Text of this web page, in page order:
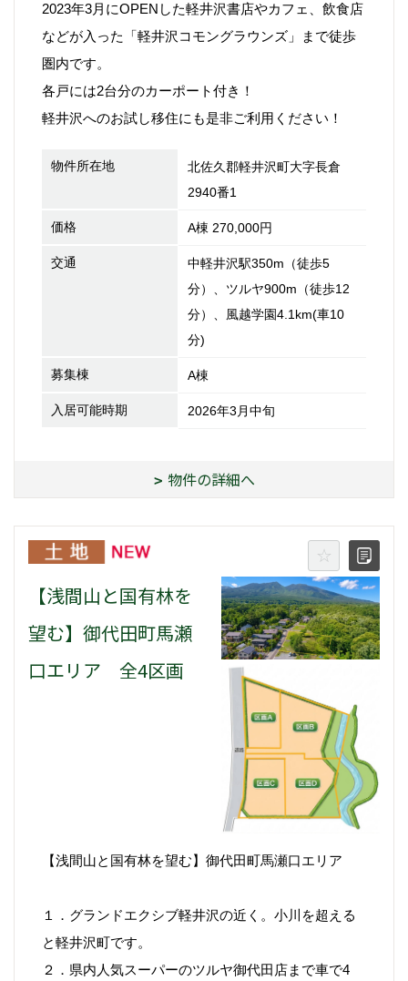
2023年3月にOPENした軽井沢書店やカフェ、飲食店
などが入った「軽井沢コモングラウンズ」まで徒歩
圏内です。
各戸には2台分のカーポート付き！
軽井沢へのお試し移住にも是非ご利用ください！
物件所在地
北佐久郡軽井沢町大字長倉
2940番1
価格 A棟 270,000円
交通
中軽井沢駅350m（徒歩5
分）、ツルヤ900m（徒歩12
分）、風越学園4.1km(車10
分)
募集棟 A棟
入居可能時期 2026年3月中旬
物件の詳細へ
【浅間山と国有林を
望む】御代田町馬瀬
口エリア 全4区画
【浅間山と国有林を望む】御代田町馬瀬口エリア
１．グランドエクシブ軽井沢の近く。小川を超える
と軽井沢町です。
２．県内人気スーパーのツルヤ御代田店まで車で4